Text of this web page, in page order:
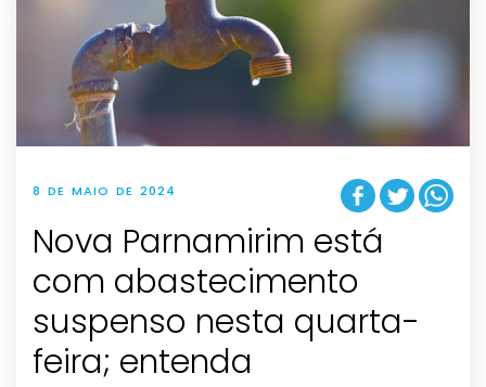
8 DE MAIO DE 2024
Nova Parnamirim está
com abastecimento
suspenso nesta quarta-
feira; entenda